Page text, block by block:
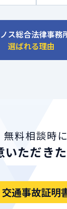
ス総合法律事務
選ばれる理由
無料相談時に
いただき
交通事故証明